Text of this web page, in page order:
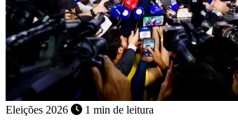
Eleições 2026 1 min de leitura